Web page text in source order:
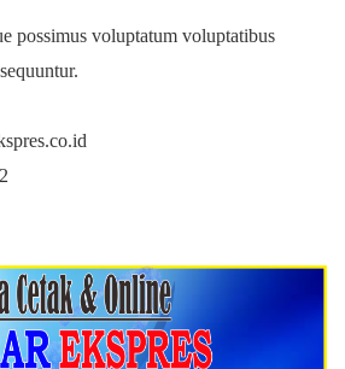
possimus voluptatum voluptatibus